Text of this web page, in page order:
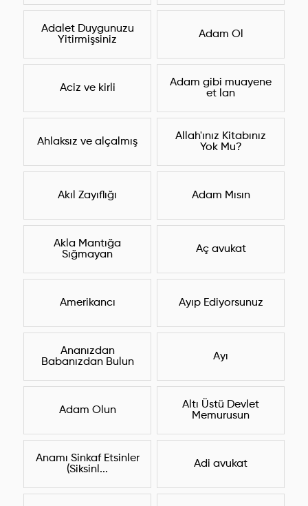
Adalet Duygunuzu
Yitirmişsiniz
Adam Ol
Aciz ve kirli
Adam gibi muayene
et lan
Ahlaksız ve alçalmış
Allah'ınız Kitabınız
Yok Mu?
Akıl Zayıflığı Adam Mısın
Akla Mantığa
Sığmayan
Aç avukat
Amerikancı Ayıp Ediyorsunuz
Ananızdan
Babanızdan Bulun
Ayı
Adam Olun
Altı Üstü Devlet
Memurusun
Anamı Sinkaf Etsinler
(Siksinl...
Adi avukat